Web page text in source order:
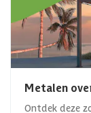
Metalen
Ontdek deze